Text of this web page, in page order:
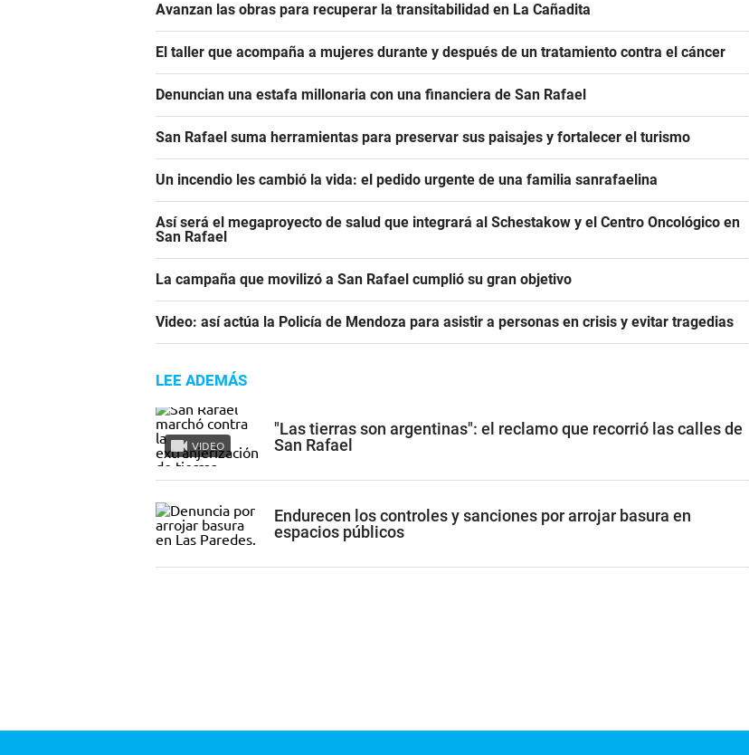
Avanzan las obras para recuperar la transitabilidad en La Cañadita
El taller que acompaña a mujeres durante y después de un tratamiento contra el cáncer
Denuncian una estafa millonaria con una financiera de San Rafael
San Rafael suma herramientas para preservar sus paisajes y fortalecer el turismo
Un incendio les cambió la vida: el pedido urgente de una familia sanrafaelina
Así será el megaproyecto de salud que integrará al Schestakow y el Centro Oncológico en
San Rafael
La campaña que movilizó a San Rafael cumplió su gran objetivo
Video: así actúa la Policía de Mendoza para asistir a personas en crisis y evitar tragedias
LEE ADEMÁS
VIDEO
"Las tierras son argentinas": el reclamo que recorrió las calles de
San Rafael
Endurecen los controles y sanciones por arrojar basura en
espacios públicos